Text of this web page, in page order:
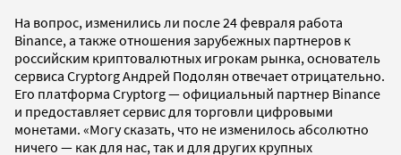
На вопрос, изменились ли после 24 февраля работа
Binance, а также отношения зарубежных партнеров к
российским криптовалютных игрокам рынка, основатель
сервиса Cryptorg Андрей Подолян отвечает отрицательно.
Его платформа Cryptorg — официальный партнер Binance
и предоставляет сервис для торговли цифровыми
монетами. «Могу сказать, что не изменилось абсолютно
ничего — как для нас, так и для других крупных